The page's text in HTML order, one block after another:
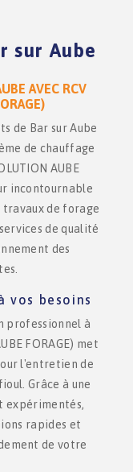
sur Aube
AVEC RCV
de Bar sur Aube
de chauffage
AUBE
incontournable
travaux de forage
de qualité
des
vos besoins
professionnel à
FORAGE) met
l'entretien de
Grâce à une
expérimentés,
rapides et
de votre